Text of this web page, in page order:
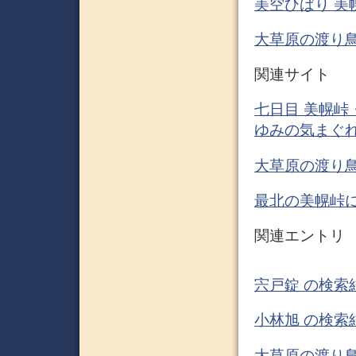
美空ひばり 美
大草原の渡り
関連サイト
七日目 美幌峠
ゆみの気まぐ
大草原の渡り
最北の美幌峠
関連エントリ
宍戸錠 の検索
小林旭 の検索